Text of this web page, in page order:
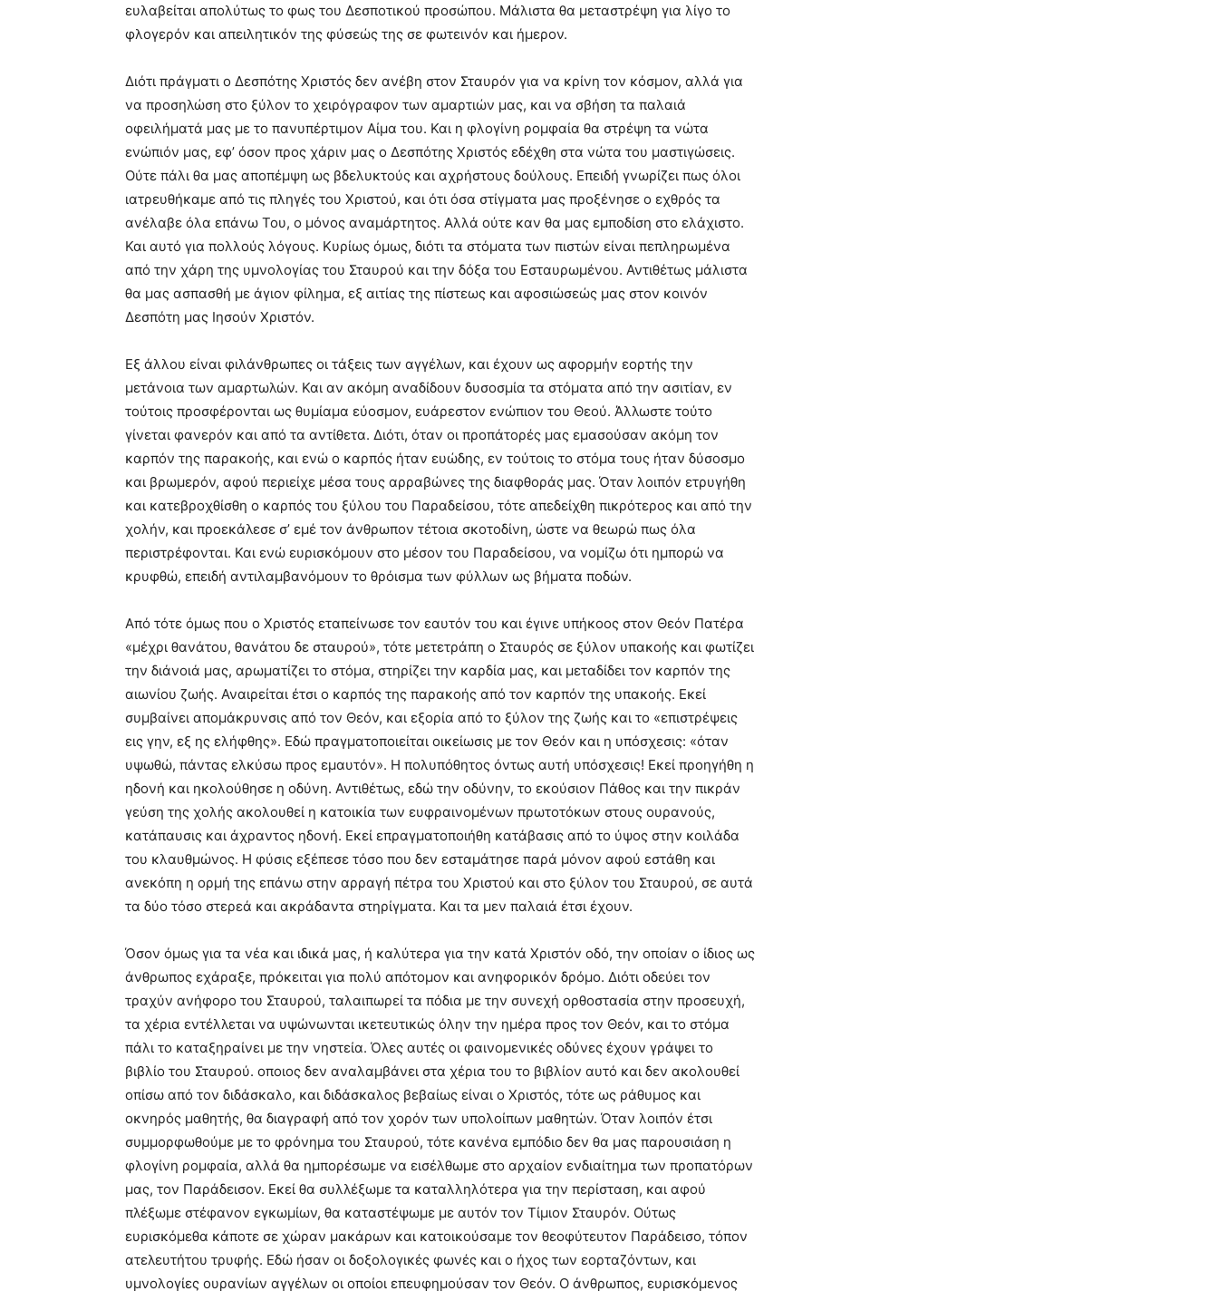
ευλαβείται απολύτως το φως του Δεσποτικού προσώπου. Μάλιστα θα μεταστρέψη για λίγο το
φλογερόν και απειλητικόν της φύσεώς της σε φωτεινόν και ήμερον.
Διότι πράγματι ο Δεσπότης Χριστός δεν ανέβη στoν Σταυρόν για να κρίνη τoν κόσμον, αλλά για
να προσηλώση στο ξύλον το χειρόγραφον των αμαρτιών μας, και να σβήση τα παλαιά
οφειλήματά μας με το πανυπέρτιμον Αίμα του. Και η φλογίνη ρομφαία θα στρέψη τα νώτα
ενώπιόν μας, εφ’ όσον προς χάριν μας ο Δεσπότης Χριστός εδέχθη στα νώτα του μαστιγώσεις.
Ούτε πάλι θα μας αποπέμψη ως βδελυκτούς και αχρήστους δούλους. Επειδή γνωρίζει πως όλοι
ιατρευθήκαμε από τις πληγές του Χριστού, και ότι όσα στίγματα μας προξένησε ο εχθρός τα
ανέλαβε όλα επάνω Του, ο μόνος αναμάρτητος. Αλλά ούτε καν θα μας εμποδίση στο ελάχιστο.
Και αυτό για πολλούς λόγους. Κυρίως όμως, διότι τα στόματα των πιστών είναι πεπληρωμένα
από την χάρη της υμνολογίας του Σταυρού και την δόξα του Εσταυρωμένου. Αντιθέτως μάλιστα
θα μας ασπασθή με άγιον φίλημα, εξ αιτίας της πίστεως και αφοσιώσεώς μας στoν κοινόν
Δεσπότη μας Ιησούν Χριστόν.
Εξ άλλου είναι φιλάνθρωπες οι τάξεις των αγγέλων, και έχουν ως αφορμήν εορτής την
μετάνοια των αμαρτωλών. Και αν ακόμη αναδίδουν δυσοσμία τα στόματα από την ασιτίαν, εν
τούτοις προσφέρονται ως θυμίαμα εύοσμον, ευάρεστον ενώπιον του Θεού. Άλλωστε τούτο
γίνεται φανερόν και από τα αντίθετα. Διότι, όταν οι προπάτορές μας εμασούσαν ακόμη τον
καρπόν της παρακοής, και ενώ ο καρπός ήταν ευώδης, εν τούτοις το στόμα τους ήταν δύσοσμο
και βρωμερόν, αφού περιείχε μέσα τους αρραβώνες της διαφθοράς μας. Όταν λοιπόν ετρυγήθη
και κατεβροχθίσθη ο καρπός του ξύλου του Παραδείσου, τότε απεδείχθη πικρότερος και από την
χολήν, και προεκάλεσε σ’ εμέ τον άνθρωπον τέτοια σκοτοδίνη, ώστε να θεωρώ πως όλα
περιστρέφονται. Και ενώ ευρισκόμουν στο μέσον του Παραδείσου, να νομίζω ότι ημπορώ να
κρυφθώ, επειδή αντιλαμβανόμουν το θρόισμα των φύλλων ως βήματα ποδών.
Από τότε όμως που ο Χριστός εταπείνωσε τον εαυτόν του και έγινε υπήκοος στoν Θεόν Πατέρα
«μέχρι θανάτου, θανάτου δε σταυρού», τότε μετετράπη ο Σταυρός σε ξύλον υπακοής και φωτίζει
την διάνοιά μας, αρωματίζει το στόμα, στηρίζει την καρδία μας, και μεταδίδει τον καρπόν της
αιωνίου ζωής. Αναιρείται έτσι ο καρπός της παρακοής από τον καρπόν της υπακοής. Εκεί
συμβαίνει απομάκρυνσις από τον Θεόν, και εξορία από το ξύλον της ζωής και το «επιστρέψεις
εις γην, εξ ης ελήφθης». Εδώ πραγματοποιείται οικείωσις με τον Θεόν και η υπόσχεσις: «όταν
υψωθώ, πάντας ελκύσω προς εμαυτόν». Η πολυπόθητος όντως αυτή υπόσχεσις! Εκεί προηγήθη η
ηδονή και ηκολούθησε η οδύνη. Αντιθέτως, εδώ την οδύνην, το εκούσιον Πάθος και την πικράν
γεύση της χολής ακολουθεί η κατοικία των ευφραινομένων πρωτοτόκων στους ουρανούς,
κατάπαυσις και άχραντος ηδονή. Εκεί επραγματοποιήθη κατάβασις από το ύψος στην κοιλάδα
του κλαυθμώνος. Η φύσις εξέπεσε τόσο που δεν εσταμάτησε παρά μόνον αφού εστάθη και
ανεκόπη η ορμή της επάνω στην αρραγή πέτρα του Χριστού και στο ξύλον του Σταυρού, σε αυτά
τα δύο τόσο στερεά και ακράδαντα στηρίγματα. Και τα μεν παλαιά έτσι έχουν.
Όσον όμως για τα νέα και ιδικά μας, ή καλύτερα για την κατά Χριστόν οδό, την οποίαν ο ίδιος ως
άνθρωπος εχάραξε, πρόκειται για πολύ απότομον και ανηφορικόν δρόμο. Διότι οδεύει τον
τραχύν ανήφορο του Σταυρού, ταλαιπωρεί τα πόδια με την συνεχή ορθοστασία στην προσευχή,
τα χέρια εντέλλεται να υψώνωνται ικετευτικώς όλην την ημέρα προς τον Θεόν, και το στόμα
πάλι το καταξηραίνει με την νηστεία. Όλες αυτές οι φαινομενικές οδύνες έχουν γράψει το
βιβλίο του Σταυρού. οποιος δεν αναλαμβάνει στα χέρια του το βιβλίον αυτό και δεν ακολουθεί
οπίσω από τον διδάσκαλο, και διδάσκαλος βεβαίως είναι ο Χριστός, τότε ως ράθυμος και
οκνηρός μαθητής, θα διαγραφή από τον χορόν των υπολοίπων μαθητών. Όταν λοιπόν έτσι
συμμορφωθούμε με το φρόνημα του Σταυρού, τότε κανένα εμπόδιο δεν θα μας παρουσιάση η
φλογίνη ρομφαία, αλλά θα ημπορέσωμε να εισέλθωμε στο αρχαίον ενδιαίτημα των προπατόρων
μας, τον Παράδεισον. Εκεί θα συλλέξωμε τα καταλληλότερα για την περίσταση, και αφού
πλέξωμε στέφανον εγκωμίων, θα καταστέψωμε με αυτόν τον Τίμιον Σταυρόν. Ούτως
ευρισκόμεθα κάποτε σε χώραν μακάρων και κατοικούσαμε τον θεοφύτευτον Παράδεισο, τόπον
ατελευτήτου τρυφής. Εδώ ήσαν οι δοξολογικές φωνές και ο ήχος των εορταζόντων, και
υμνολογίες ουρανίων αγγέλων οι οποίοι επευφημούσαν τον Θεόν. Ο άνθρωπος, ευρισκόμενος